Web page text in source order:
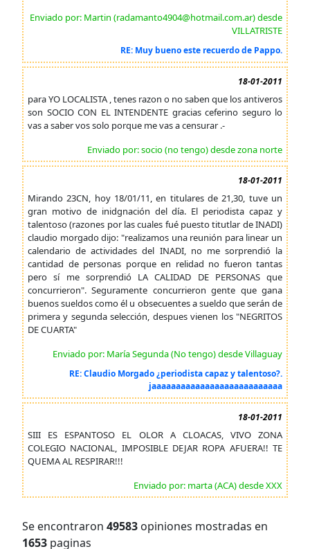
Enviado por: Martin (radamanto4904@hotmail.com.ar) desde
VILLATRISTE
RE: Muy bueno este recuerdo de Pappo.
18-01-2011
para YO LOCALISTA , tenes razon o no saben que los antiveros
son SOCIO CON EL INTENDENTE gracias ceferino seguro lo
vas a saber vos solo porque me vas a censurar .-
Enviado por: socio (no tengo) desde zona norte
18-01-2011
Mirando 23CN, hoy 18/01/11, en titulares de 21,30, tuve un
gran motivo de inidgnación del día. El periodista capaz y
talentoso (razones por las cuales fué puesto titutlar de INADI)
claudio morgado dijo: "realizamos una reunión para linear un
calendario de actividades del INADI, no me sorprendió la
cantidad de personas porque en relidad no fueron tantas
pero sí me sorprendió LA CALIDAD DE PERSONAS que
concurrieron". Seguramente concurrieron gente que gana
buenos sueldos como él u obsecuentes a sueldo que serán de
primera y segunda selección, despues vienen los "NEGRITOS
DE CUARTA"
Enviado por: María Segunda (No tengo) desde Villaguay
RE: Claudio Morgado ¿periodista capaz y talentoso?.
jaaaaaaaaaaaaaaaaaaaaaaaaaaa
18-01-2011
SIII ES ESPANTOSO EL OLOR A CLOACAS, VIVO ZONA
COLEGIO NACIONAL, IMPOSIBLE DEJAR ROPA AFUERA!! TE
QUEMA AL RESPIRAR!!!
Enviado por: marta (ACA) desde XXX
Se encontraron 49583 opiniones mostradas en
1653 paginas